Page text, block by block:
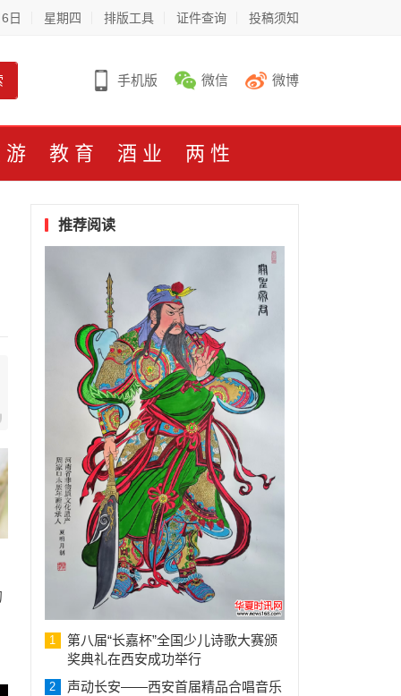
日 星期四 排版工具 证件查询 投稿须知
手机版 微信 微博
教育 酒业 两性
推荐阅读
1
第八届“长嘉杯”全国少儿诗歌大赛颁
奖典礼在西安成功举行
2
声动长安——西安首届精品合唱音乐